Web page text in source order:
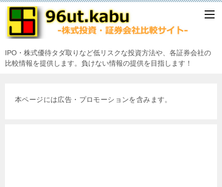
IPO・株式優待タダ取りなど低リスクな投資方法や、各証券会社の
比較情報を提供します。負けない情報の提供を目指します！
本ページには広告・プロモーションを含みます。